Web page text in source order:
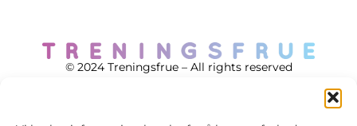
© 2024 Treningsfrue – All rights reserved